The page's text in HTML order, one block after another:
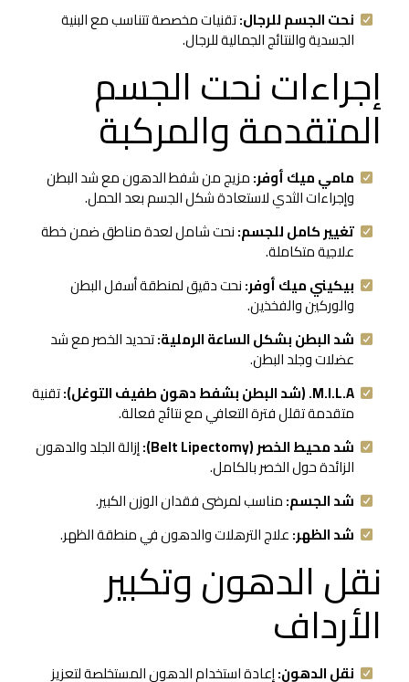
نحت الجسم للرجال:تقنيات مخصصة تتناسب مع البنية
الجسدية والنتائج الجمالية للرجال.
إجراءات نحت الجسم
المتقدمة والمركبة
مامي ميك أوفر:مزيج من شفط الدهون مع شد البطن
وإجراءات الثدي لاستعادة شكل الجسم بعد الحمل.
تغيير كامل للجسم:نحت شامل لعدة مناطق ضمن خطة
علاجية متكاملة.
بيكيني ميك أوفر:نحت دقيق لمنطقة أسفل البطن
والوركين والفخذين.
شد البطن بشكل الساعة الرملية:تحديد الخصر مع شد
عضلات وجلد البطن.
M.I.L.A. (شد البطن بشفط دهون طفيف التوغل):
تقنية
متقدمة تقلل فترة التعافي مع نتائج فعالة.
شد محيط الخصر (Belt Lipectomy):
إزالة الجلد والدهون
الزائدة حول الخصر بالكامل.
شد الجسم:مناسب لمرضى فقدان الوزن الكبير.
شد الظهر:علاج الترهلات والدهون في منطقة الظهر.
نقل الدهون وتكبير
الأرداف
نقل الدهون:إعادة استخدام الدهون المستخلصة لتعزيز